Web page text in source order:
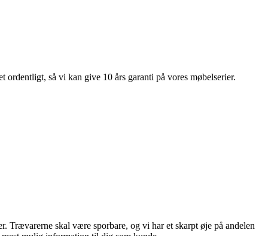
så vi kan give 10 års garanti på vores møbelserier.
Trævarerne skal være sporbare, og vi har et skarpt øje på andelen